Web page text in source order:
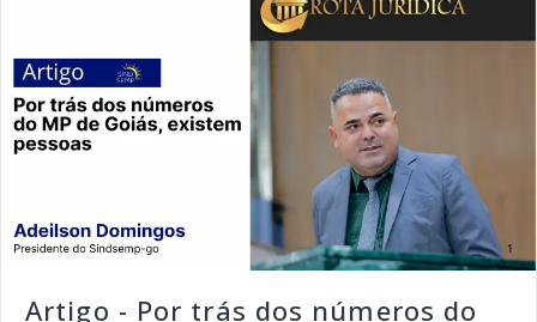
Artigo - Por trás dos números do